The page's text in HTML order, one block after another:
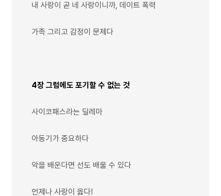
내 사랑이 곧 네 사랑이니까, 데이트 폭력
가족 그리고 감정이 문제다
4장 그럼에도 포기할 수 없는 것
사이코패스라는 딜레마
아동기가 중요하다
악을 배운다면 선도 배울 수 있다
언제나 사랑이 옳다!